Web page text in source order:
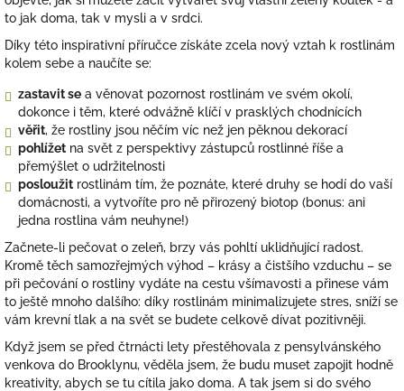
to jak doma, tak v mysli a v srdci.
Díky této inspirativní příručce získáte zcela nový vztah k rostlinám
kolem sebe a naučíte se:
zastavit se a věnovat pozornost rostlinám ve svém okolí,
dokonce i těm, které odvážně klíčí v prasklých chodnících
věřit, že rostliny jsou něčím víc než jen pěknou dekorací
pohlížet na svět z perspektivy zástupců rostlinné říše a
přemýšlet o udržitelnosti
posloužit rostlinám tím, že poznáte, které druhy se hodí do vaší
domácnosti, a vytvoříte pro ně přirozený biotop (bonus: ani
jedna rostlina vám neuhyne!)
Začnete-li pečovat o zeleň, brzy vás pohltí uklidňující radost.
Kromě těch samozřejmých výhod – krásy a čistšího vzduchu – se
při pečování o rostliny vydáte na cestu všímavosti a přinese vám
to ještě mnoho dalšího: díky rostlinám minimalizujete stres, sníží se
vám krevní tlak a na svět se budete celkově dívat pozitivněji.
Když jsem se před čtrnácti lety přestěhovala z pensylvánského
venkova do Brooklynu, věděla jsem, že budu muset zapojit hodně
kreativity, abych se tu cítila jako doma. A tak jsem si do svého